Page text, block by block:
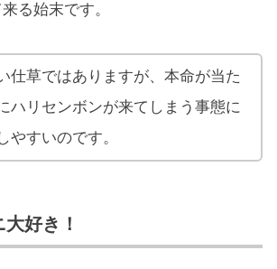
る始末です。
仕草ではありますが、本命が当た
ハリセンボンが来てしまう事態に
やすいのです。
好き！